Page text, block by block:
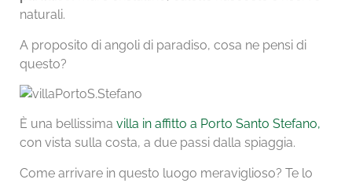
naturali.
A proposito di angoli di paradiso, cosa ne pensi di
questo?
È una bellissima villa in affitto a Porto Santo Stefano,
con vista sulla costa, a due passi dalla spiaggia.
Come arrivare in questo luogo meraviglioso? Te lo